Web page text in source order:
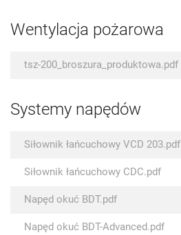
Wentylacja pożarowa
tsz-200_broszura_produktowa.pdf
Systemy napędów
Siłownik łańcuchowy VCD 203.pdf
Siłownik łańcuchowy CDC.pdf
Napęd okuć BDT.pdf
Napęd okuć BDT-Advanced.pdf